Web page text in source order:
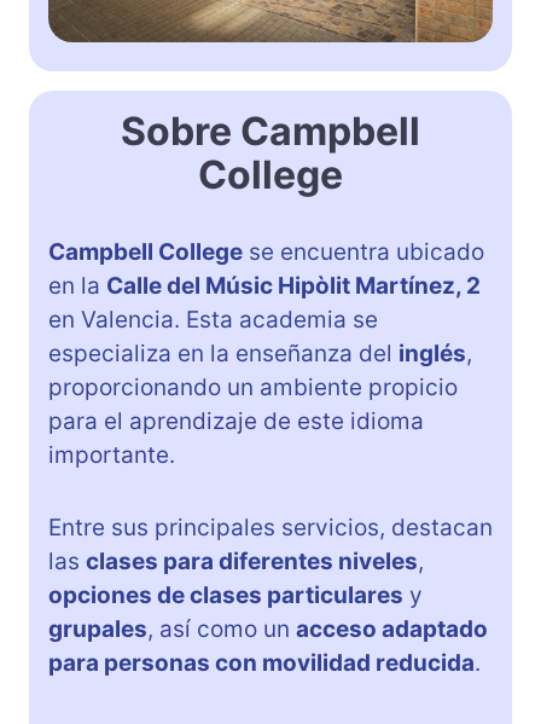
Sobre Campbell
College
Campbell College se encuentra ubicado
en la Calle del Músic Hipòlit Martínez, 2
en Valencia. Esta academia se
especializa en la enseñanza del inglés,
proporcionando un ambiente propicio
para el aprendizaje de este idioma
importante.
Entre sus principales servicios, destacan
las clases para diferentes niveles,
opciones de clases particulares y
grupales, así como un acceso adaptado
para personas con movilidad reducida.